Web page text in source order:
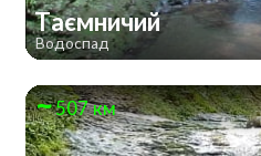
Таємничий
Водоспад
507 км